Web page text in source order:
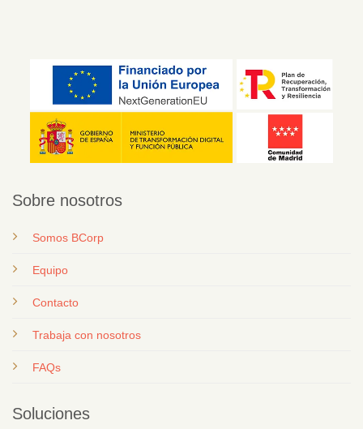
Sobre nosotros
Somos BCorp
Equipo
Contacto
Trabaja con nosotros
FAQs
Soluciones